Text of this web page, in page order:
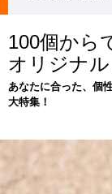
100個から
オリジナ
あなたに合った、個
大特集！